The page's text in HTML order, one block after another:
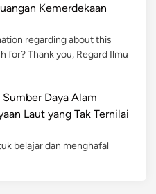
Kemerdekaan
regarding about this
for? Thank you, Regard Ilmu
Sumber Daya Alam
Laut yang Tak Ternilai
belajar dan menghafal